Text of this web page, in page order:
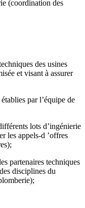
(coordination des
des usines
et visant à assurer
par l’équipe de
lots d’ingénierie
les appels-d ’offres
partenaires techniques
disciplines du